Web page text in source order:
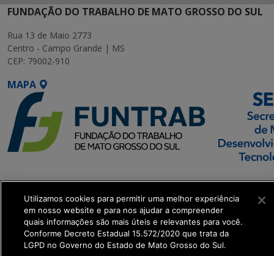
FUNDAÇÃO DO TRABALHO DE MATO GROSSO DO SUL
Rua 13 de Maio 2773
Centro - Campo Grande | MS
CEP: 79002-910
MAPA
SETDIG | Secretaria-
Executiva de
Transformação Digital
get_footer();
Utilizamos cookies para permitir uma melhor experiência
em nosso website e para nos ajudar a compreender
quais informações são mais úteis e relevantes para você.
Conforme Decreto Estadual 15.572/2020 que trata da
LGPD no Governo do Estado de Mato Grosso do Sul.